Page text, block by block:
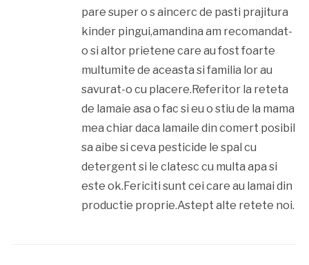
pare super o s aincerc de pasti prajitura
kinder pingui,amandina am recomandat-
o si altor prietene care au fost foarte
multumite de aceasta si familia lor au
savurat-o cu placere.Referitor la reteta
de lamaie asa o fac si eu o stiu de la mama
mea chiar daca lamaile din comert posibil
sa aibe si ceva pesticide le spal cu
detergent si le clatesc cu multa apa si
este ok.Fericiti sunt cei care au lamai din
productie proprie.Astept alte retete noi.